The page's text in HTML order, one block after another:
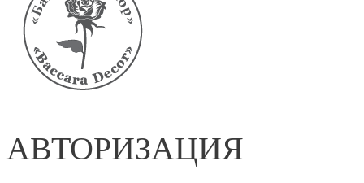
АВТОРИЗАЦИЯ